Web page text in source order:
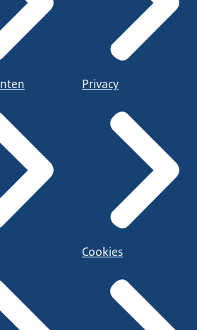
Privacy
Cookies